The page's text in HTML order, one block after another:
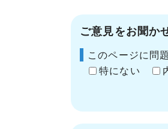
ご意見をお聞か
このページに問
特にない